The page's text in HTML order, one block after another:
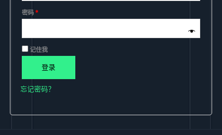
密码 *
记住我
登录
忘记密码？